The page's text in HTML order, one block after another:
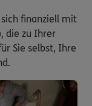
finanziell mit
die zu Ihrer
Sie selbst, Ihre